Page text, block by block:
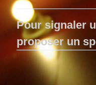
Pour signaler
proposer un